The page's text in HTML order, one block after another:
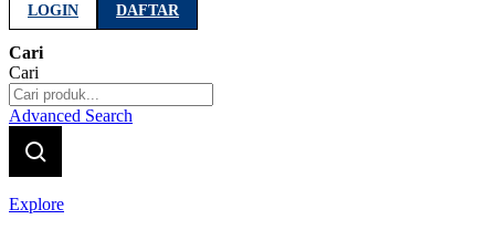
LOGIN DAFTAR
Cari
Cari
Advanced Search
Explore